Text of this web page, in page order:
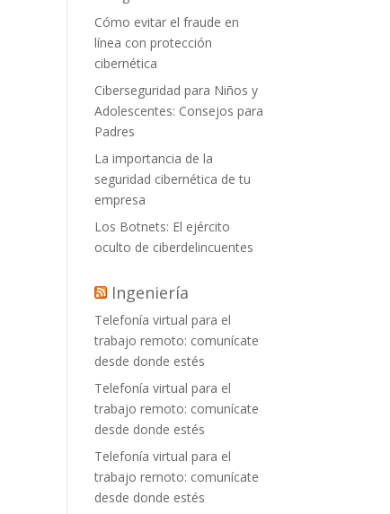
Cómo evitar el fraude en
línea con protección
cibernética
Ciberseguridad para Niños y
Adolescentes: Consejos para
Padres
La importancia de la
seguridad cibernética de tu
empresa
Los Botnets: El ejército
oculto de ciberdelincuentes
Ingeniería
Telefonía virtual para el
trabajo remoto: comunícate
desde donde estés
Telefonía virtual para el
trabajo remoto: comunícate
desde donde estés
Telefonía virtual para el
trabajo remoto: comunícate
desde donde estés